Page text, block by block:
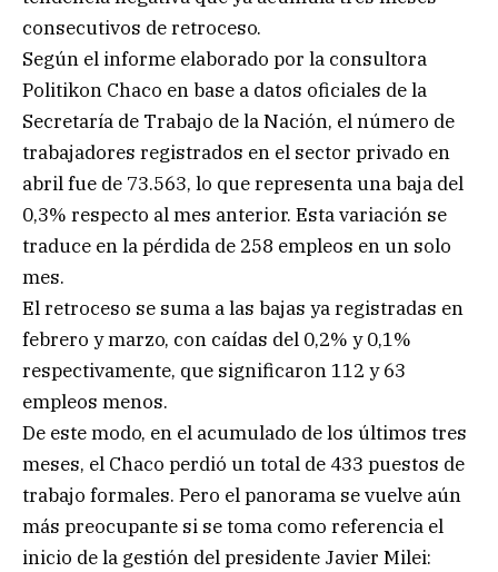
consecutivos de retroceso.
Según el informe elaborado por la consultora
Politikon Chaco en base a datos oficiales de la
Secretaría de Trabajo de la Nación, el número de
trabajadores registrados en el sector privado en
abril fue de 73.563, lo que representa una baja del
0,3% respecto al mes anterior. Esta variación se
traduce en la pérdida de 258 empleos en un solo
mes.
El retroceso se suma a las bajas ya registradas en
febrero y marzo, con caídas del 0,2% y 0,1%
respectivamente, que significaron 112 y 63
empleos menos.
De este modo, en el acumulado de los últimos tres
meses, el Chaco perdió un total de 433 puestos de
trabajo formales. Pero el panorama se vuelve aún
más preocupante si se toma como referencia el
inicio de la gestión del presidente Javier Milei: